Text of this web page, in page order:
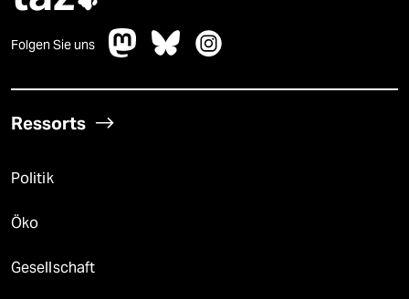
Folgen Sie uns
Ressorts
Politik
Öko
Gesellschaft